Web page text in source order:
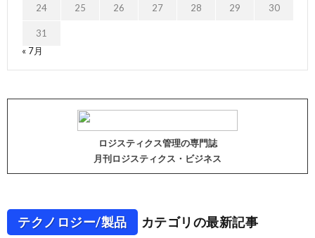
24 25 26 27 28 29 30
31
« 7月
ロジスティクス管理の専門誌
月刊ロジスティクス・ビジネス
テクノロジー/製品 カテゴリの最新記事